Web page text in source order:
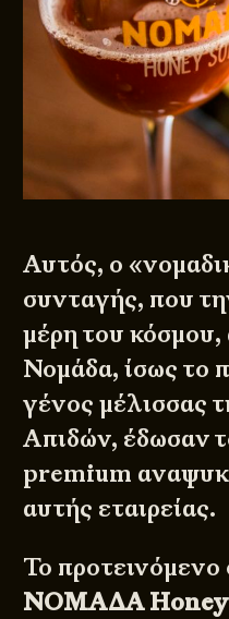
Αυτός, ο
συνταγής, που
μέρη του
Νομάδα, ίσως το
γένος μέλισσας
Απιδών, έδωσαν
premium
αυτής εταιρείας.
Το προτεινόμενο
ΝΟΜΑΔΑ Honey